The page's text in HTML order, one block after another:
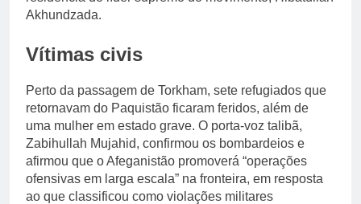
Akhundzada.
Vítimas civis
Perto da passagem de Torkham, sete refugiados que
retornavam do Paquistão ficaram feridos, além de
uma mulher em estado grave. O porta-voz talibã,
Zabihullah Mujahid, confirmou os bombardeios e
afirmou que o Afeganistão promoverá “operações
ofensivas em larga escala” na fronteira, em resposta
ao que classificou como violações militares